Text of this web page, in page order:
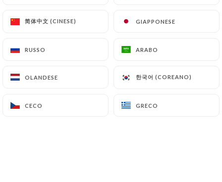
简体中文 (CINESE) GIAPPONESE
RUSSO ARABO
OLANDESE 한국어 (COREANO)
CECO GRECO
简体中文 (CINESE) GIAPPONESE
RUSSO ARABO
OLANDESE 한국어 (COREANO)
CECO GRECO